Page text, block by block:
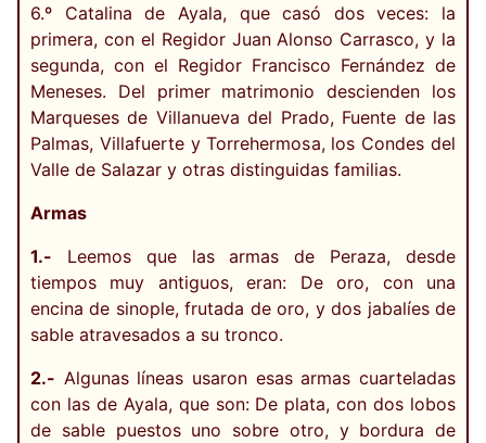
6.º Catalina de Ayala, que casó dos veces: la
primera, con el Regidor Juan Alonso Carrasco, y la
segunda, con el Regidor Francisco Fernández de
Meneses. Del primer matrimonio descienden los
Marqueses de Villanueva del Prado, Fuente de las
Palmas, Villafuerte y Torrehermosa, los Condes del
Valle de Salazar y otras distinguidas familias.
Armas
1.- Leemos que las armas de Peraza, desde
tiempos muy antiguos, eran: De oro, con una
encina de sinople, frutada de oro, y dos jabalíes de
sable atravesados a su tronco.
2.- Algunas líneas usaron esas armas cuarteladas
con las de Ayala, que son: De plata, con dos lobos
de sable puestos uno sobre otro, y bordura de